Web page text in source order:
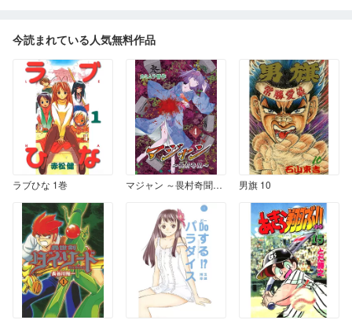
今読まれている人気無料作品
ラブひな 1巻 マジャン ～畏村奇聞～ 4 男旗 10